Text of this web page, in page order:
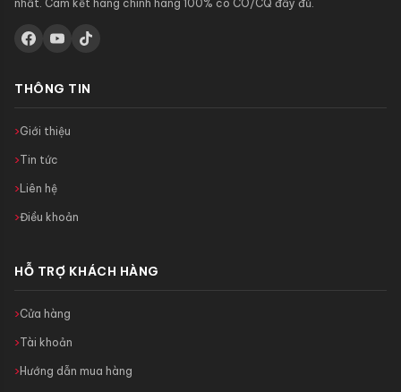
nhất. Cam kết hàng chính hãng 100% có CO/CQ đầy đủ.
THÔNG TIN
Giới thiệu
Tin tức
Liên hệ
Điều khoản
HỖ TRỢ KHÁCH HÀNG
Cửa hàng
Tài khoản
Hướng dẫn mua hàng